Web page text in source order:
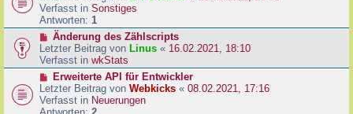
g
e
i
t
a
g
u
e
r
B
e
i
r
a
Verfasst in Sonstiges
Antworten: 1
N
e
u
e
r
B
e
Änderung des Zählscripts
Letzter Beitrag von Linus « 16.02.2021, 18:10
Verfasst in wkStats
N
e
u
e
Erweiterte API für Entwickler
Letzter Beitrag von Webkicks « 08.02.2021, 17:16
Verfasst in Neuerungen
Antworten: 2